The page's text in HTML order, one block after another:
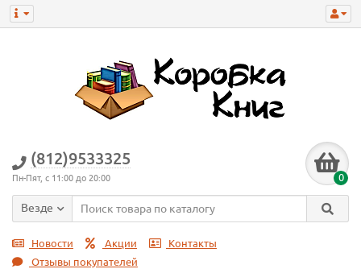
(812)9533325
Пн-Пят, с 11:00 до 20:00 0
Везде
Новости Акции
Контакты
Отзывы покупателей